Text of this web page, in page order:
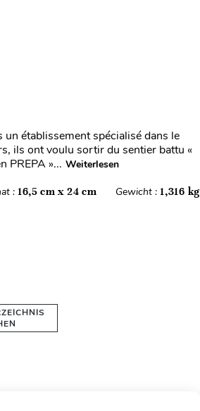
établissement spécialisé dans le
ils ont voulu sortir du sentier battu «
PREPA »... Weiterlesen
: 16,5 cm x 24 cm Gewicht :1,316 kg